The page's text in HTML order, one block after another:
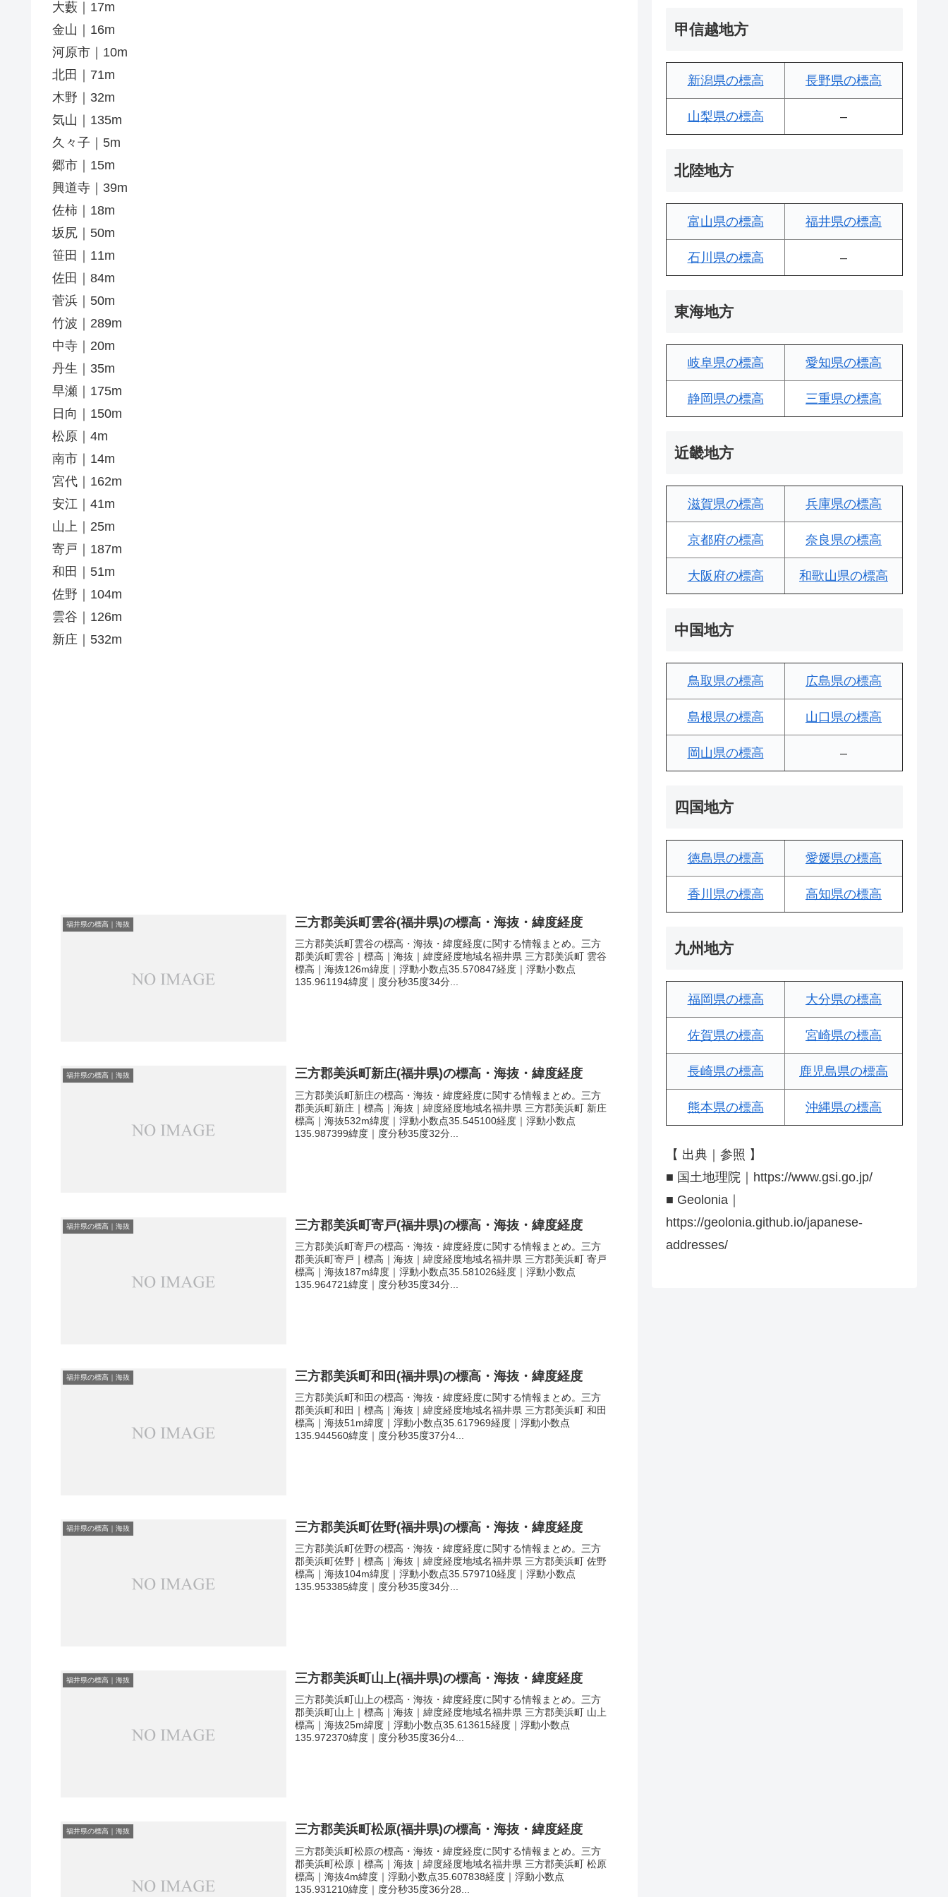
大藪｜17m
金山｜16m
河原市｜10m
北田｜71m
木野｜32m
気山｜135m
久々子｜5m
郷市｜15m
興道寺｜39m
佐柿｜18m
坂尻｜50m
笹田｜11m
佐田｜84m
菅浜｜50m
竹波｜289m
中寺｜20m
丹生｜35m
早瀬｜175m
日向｜150m
松原｜4m
南市｜14m
宮代｜162m
安江｜41m
山上｜25m
寄戸｜187m
和田｜51m
佐野｜104m
雲谷｜126m
新庄｜532m
福井県の標高｜海抜 三方郡美浜町雲谷(福井県)の標高・海抜・緯度経度
三方郡美浜町雲谷の標高・海抜・緯度経度に関する情報まとめ。三方
郡美浜町雲谷｜標高｜海抜｜緯度経度地域名福井県 三方郡美浜町 雲谷
標高｜海抜126m緯度｜浮動小数点35.570847経度｜浮動小数点
135.961194緯度｜度分秒35度34分...
福井県の標高｜海抜 三方郡美浜町新庄(福井県)の標高・海抜・緯度経度
三方郡美浜町新庄の標高・海抜・緯度経度に関する情報まとめ。三方
郡美浜町新庄｜標高｜海抜｜緯度経度地域名福井県 三方郡美浜町 新庄
標高｜海抜532m緯度｜浮動小数点35.545100経度｜浮動小数点
135.987399緯度｜度分秒35度32分...
福井県の標高｜海抜 三方郡美浜町寄戸(福井県)の標高・海抜・緯度経度
三方郡美浜町寄戸の標高・海抜・緯度経度に関する情報まとめ。三方
郡美浜町寄戸｜標高｜海抜｜緯度経度地域名福井県 三方郡美浜町 寄戸
標高｜海抜187m緯度｜浮動小数点35.581026経度｜浮動小数点
135.964721緯度｜度分秒35度34分...
福井県の標高｜海抜 三方郡美浜町和田(福井県)の標高・海抜・緯度経度
三方郡美浜町和田の標高・海抜・緯度経度に関する情報まとめ。三方
郡美浜町和田｜標高｜海抜｜緯度経度地域名福井県 三方郡美浜町 和田
標高｜海抜51m緯度｜浮動小数点35.617969経度｜浮動小数点
135.944560緯度｜度分秒35度37分4...
福井県の標高｜海抜 三方郡美浜町佐野(福井県)の標高・海抜・緯度経度
三方郡美浜町佐野の標高・海抜・緯度経度に関する情報まとめ。三方
郡美浜町佐野｜標高｜海抜｜緯度経度地域名福井県 三方郡美浜町 佐野
標高｜海抜104m緯度｜浮動小数点35.579710経度｜浮動小数点
135.953385緯度｜度分秒35度34分...
福井県の標高｜海抜 三方郡美浜町山上(福井県)の標高・海抜・緯度経度
三方郡美浜町山上の標高・海抜・緯度経度に関する情報まとめ。三方
郡美浜町山上｜標高｜海抜｜緯度経度地域名福井県 三方郡美浜町 山上
標高｜海抜25m緯度｜浮動小数点35.613615経度｜浮動小数点
135.972370緯度｜度分秒35度36分4...
福井県の標高｜海抜 三方郡美浜町松原(福井県)の標高・海抜・緯度経度
三方郡美浜町松原の標高・海抜・緯度経度に関する情報まとめ。三方
郡美浜町松原｜標高｜海抜｜緯度経度地域名福井県 三方郡美浜町 松原
標高｜海抜4m緯度｜浮動小数点35.607838経度｜浮動小数点
135.931210緯度｜度分秒35度36分28...
甲信越地方
新潟県の標高 長野県の標高
山梨県の標高 –
北陸地方
富山県の標高 福井県の標高
石川県の標高 –
東海地方
岐阜県の標高 愛知県の標高
静岡県の標高 三重県の標高
近畿地方
滋賀県の標高 兵庫県の標高
京都府の標高 奈良県の標高
大阪府の標高 和歌山県の標高
中国地方
鳥取県の標高 広島県の標高
島根県の標高 山口県の標高
岡山県の標高 –
四国地方
徳島県の標高 愛媛県の標高
香川県の標高 高知県の標高
九州地方
福岡県の標高 大分県の標高
佐賀県の標高 宮崎県の標高
長崎県の標高 鹿児島県の標高
熊本県の標高 沖縄県の標高
【 出典｜参照 】
■ 国土地理院｜https://www.gsi.go.jp/
■ Geolonia｜
https://geolonia.github.io/japanese-
addresses/